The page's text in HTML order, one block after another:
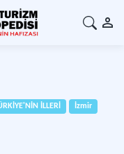
İLLERİ İzmir